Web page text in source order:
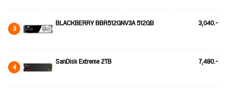
3 BLACKBERRY BBR512GNV3A 512GB 3,040.-
4 SanDisk Extreme 2TB 7,480.-